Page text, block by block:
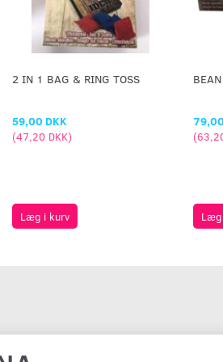
2 IN 1 BAG & RING TOSS
59,00 DKK
(47,20 DKK)
Læg i kurv
(